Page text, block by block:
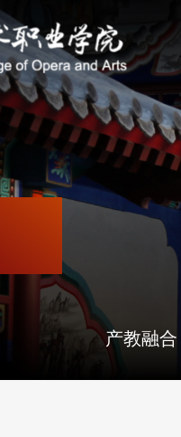
产教融合